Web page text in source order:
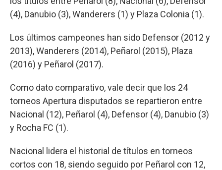
(4), Danubio (3), Wanderers (1) y Plaza Colonia (1).
Los últimos campeones han sido Defensor (2012 y
2013), Wanderers (2014), Peñarol (2015), Plaza
(2016) y Peñarol (2017).
Como dato comparativo, vale decir que los 24
torneos Apertura disputados se repartieron entre
Nacional (12), Peñarol (4), Defensor (4), Danubio (3)
y Rocha FC (1).
Nacional lidera el historial de títulos en torneos
cortos con 18, siendo seguido por Peñarol con 12,